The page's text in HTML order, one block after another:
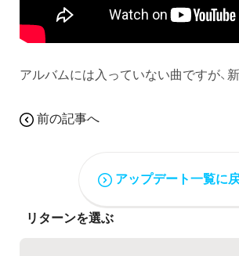
アルバムには入っていない曲ですが、新
前の記事へ
アップデート一覧に
リターンを選ぶ